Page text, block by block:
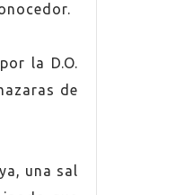
la D.O.
de
una sal